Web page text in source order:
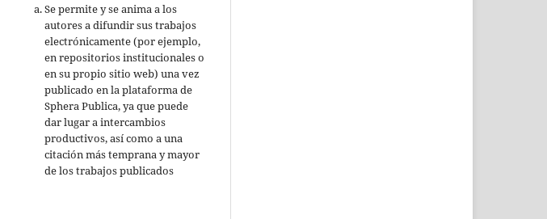
Se permite y se anima a los
autores a difundir sus trabajos
electrónicamente (por ejemplo,
en repositorios institucionales o
en su propio sitio web) una vez
publicado en la plataforma de
Sphera Publica, ya que puede
dar lugar a intercambios
productivos, así como a una
citación más temprana y mayor
de los trabajos publicados